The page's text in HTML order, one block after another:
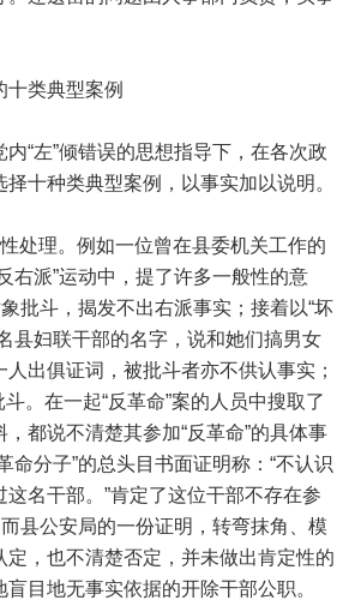
十类典型案例
“左”倾错误的思想指导下，在各次政
十种类典型案例，以事实加以说明。
处理。例如一位曾在县委机关工作的
右派”运动中，提了许多一般性的意
象批斗，揭发不出右派事实；接着以“坏
县妇联干部的名字，说和她们搞男女
出俱证词，被批斗者亦不供认事实；
斗。在一起“反革命”案的人员中搜取了
都说不清楚其参加“反革命”的具体事
命分子”的总头目书面证明称：“不认识
名干部。”肯定了这位干部不存在参
而县公安局的一份证明，转弯抹角、模
定，也不清楚否定，并未做出肯定性的
目地无事实依据的开除干部公职。